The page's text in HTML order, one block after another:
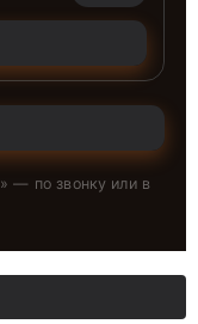
» — по звонку или в